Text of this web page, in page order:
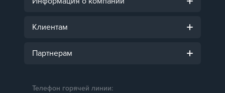
Клиентам
Партнерам
Телефон горячей линии: